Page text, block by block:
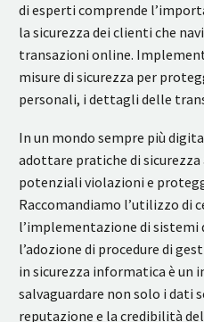
di esperti comprende
la sicurezza dei clienti che
transazioni online.
misure di sicurezza per
personali, i dettagli delle
In un mondo sempre più
adottare pratiche di
potenziali violazioni e
Raccomandiamo l’utilizzo di
l’implementazione di
l’adozione di procedure di
in sicurezza informatica è un
salvaguardare non solo i dati
reputazione e la credibilità